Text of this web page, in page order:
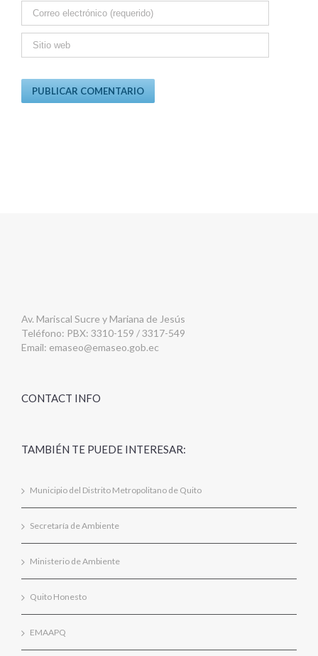
Av. Mariscal Sucre y Mariana de Jesús
Teléfono: PBX: 3310-159 / 3317-549
Email: emaseo@emaseo.gob.ec
CONTACT INFO
TAMBIÉN TE PUEDE INTERESAR:
Municipio del Distrito Metropolitano de Quito
Secretaría de Ambiente
Ministerio de Ambiente
Quito Honesto
EMAAPQ